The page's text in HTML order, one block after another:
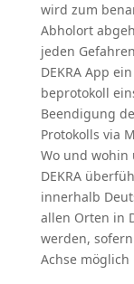
wird zum
Abholort
jeden
DEKRA App
be­pro­tokoll
Beendigung
Proto­kolls via
Wo und wohin
DEKRA
innerhalb
allen Orten in
werden,
Achse möglich